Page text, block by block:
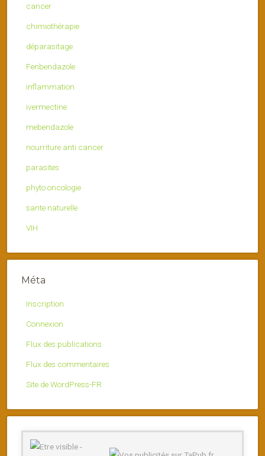
cancer
chimiothérapie
déparasitage
Fenbendazole
inflammation
ivermectine
mebendazole
nourriture anti cancer
parasites
phyto oncologie
sante naturelle
VIH
Méta
Inscription
Connexion
Flux des publications
Flux des commentaires
Site de WordPress-FR